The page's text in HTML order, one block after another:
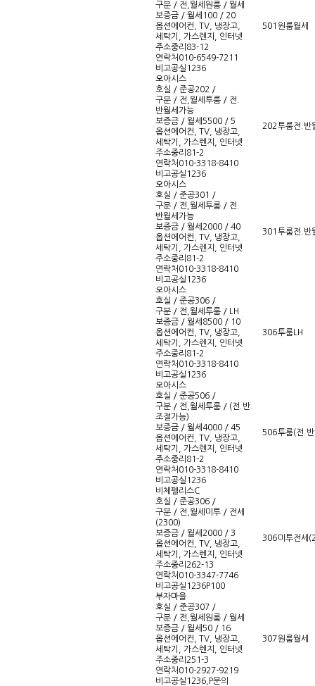
구분 / 전,월세원룸 / 월세
보증금 / 월세 100 / 20
옵션에어컨, TV, 냉장고,
세탁기, 가스렌지, 인터넷
주소중리83-12
연락처 010-6549-7211
비고공실1236
501 원룸월세
오아시스
호실 / 준공202 /
구분 / 전,월세투룸 / 전.
반월세가능
보증금 / 월세 5500 / 5
옵션에어컨, TV, 냉장고,
세탁기, 가스렌지, 인터넷
주소중리81-2
연락처 010-3318-8410
비고공실1236
202투룸전.반
오아시스
호실 / 준공301 /
구분 / 전,월세투룸 / 전.
반월세가능
보증금 / 월세 2000 / 40
옵션에어컨, TV, 냉장고,
세탁기, 가스렌지, 인터넷
주소중리81-2
연락처 010-3318-8410
비고공실1236
301 투룸전.반
오아시스
호실 / 준공306 /
구분 / 전,월세투룸 / LH
보증금 / 월세 8500 / 10
옵션에어컨, TV, 냉장고,
세탁기, 가스렌지, 인터넷
주소중리81-2
연락처 010-3318-8410
비고공실1236
306투룸 LH
오아시스
호실 / 준공506 /
구분 / 전,월세투룸 / (전.반.
조절가능)
보증금 / 월세4000 / 45
옵션에어컨, TV, 냉장고,
세탁기, 가스렌지, 인터넷
주소중리81-2
연락처 010-3318-8410
비고공실1236
506투룸(전.
비체펠리스C
호실 / 준공306 /
구분 / 전,월세 미투 / 전세
(2300)
보증금 / 월세 2000 / 3
옵션에어컨, TV, 냉장고,
세탁기, 가스렌지, 인터넷
주소중리262-13
연락처 010-3347-7746
비고공실1236P100
306미투전세
부자마을
호실 / 준공307 /
구분 / 전,월세원룸 / 월세
보증금 / 월세 50 / 16
옵션에어컨, TV, 냉장고,
세탁기, 가스렌지, 인터넷
주소중리251-3
연락처 010-2927-9219
비고공실1236,P문의
307원룸월세